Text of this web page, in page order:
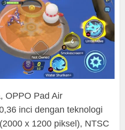
OPPO Pad Air
inci dengan teknologi
x 1200 piksel), NTSC